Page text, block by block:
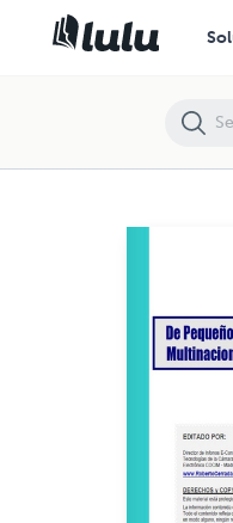
De pequeño comercio a